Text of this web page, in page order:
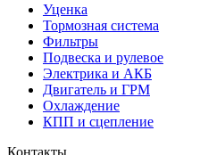
Уценка
Тормозная система
Фильтры
Подвеска и рулевое
Электрика и АКБ
Двигатель и ГРМ
Охлаждение
КПП и сцепление
Контакты